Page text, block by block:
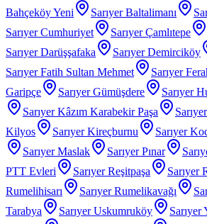
Bahçeköy Yeni
Sarıyer Baltalimanı
Sarıyer Cumhuriyet
Sarıyer Çamlıtepe
Sarıyer Darüşşafaka
Sarıyer Demirciköy
Sarıyer Fatih Sultan Mehmet
Sarıyer
Garipçe
Sarıyer Gümüşdere Sarıyer
Sarıyer Kâzım Karabekir Paşa
Kilyos
Sarıyer Kireçburnu Sarıyer
Sarıyer Maslak
Sarıyer Pınar
PTT Evleri
Sarıyer Reşitpaşa Sarıyer
Rumelihisarı
Sarıyer Rumelikavağı
Tarabya
Sarıyer Uskumruköy Sarıyer